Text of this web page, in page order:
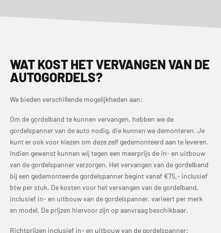
WAT KOST HET VERVANGEN VAN DE
AUTOGORDELS?
We bieden verschillende mogelijkheden aan:
Om de gordelband te kunnen vervangen, hebben we de
gordelspanner van de auto nodig, die kunnen we demonteren. Je
kunt er ook voor kiezen om deze zelf gedemonteerd aan te leveren.
Indien gewenst kunnen wij tegen een meerprijs de in- en uitbouw
van de gordelspanner verzorgen. Het vervangen van de gordelband
bij een gedemonteerde gordelspanner begint vanaf €75,- inclusief
btw per stuk. De kosten voor het vervangen van de gordelband,
inclusief in- en uitbouw van de gordelspanner, varieert per merk
en model. De prijzen hiervoor zijn op aanvraag beschikbaar.
Richtprijzen inclusief in- en uitbouw van de gordelspanner: